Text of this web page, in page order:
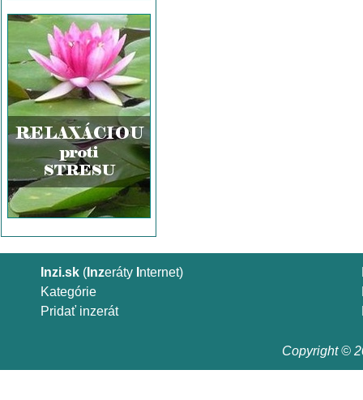
Inzi.sk ( Inzeráty nternet)
Kategórie
Pridať inzerát
Copyright ©